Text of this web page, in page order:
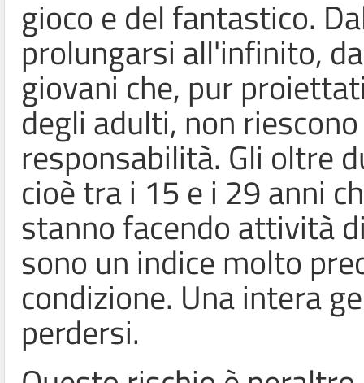
gioco e del fantastico.
prolungarsi all'infinito,
giovani che, pur
degli adulti, non
responsabilità. Gli oltre
cioè tra i 15 e i 29 anni
stanno facendo attività
sono un indice molto
condizione. Una intera
perdersi.